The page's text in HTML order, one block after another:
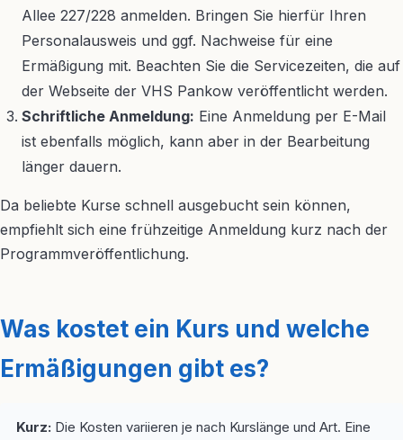
Allee 227/228 anmelden. Bringen Sie hierfür Ihren
Personalausweis und ggf. Nachweise für eine
Ermäßigung mit. Beachten Sie die Servicezeiten, die auf
der Webseite der VHS Pankow veröffentlicht werden.
Schriftliche Anmeldung: Eine Anmeldung per E-Mail
ist ebenfalls möglich, kann aber in der Bearbeitung
länger dauern.
Da beliebte Kurse schnell ausgebucht sein können,
empfiehlt sich eine frühzeitige Anmeldung kurz nach der
Programmveröffentlichung.
Was kostet ein Kurs und welche
Ermäßigungen gibt es?
Kurz: Die Kosten variieren je nach Kurslänge und Art. Eine